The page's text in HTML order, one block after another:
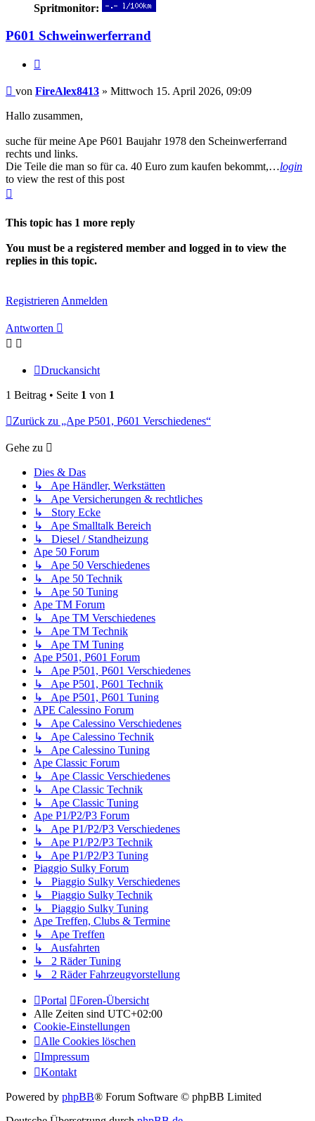
Spritmonitor:
P601 Schweinwerferrand
Beitrag
von FireAlex8413 » Mittwoch 15. April 2026, 09:09
Hallo zusammen,
suche für meine Ape P601 Baujahr 1978 den Scheinwerferrand
rechts und links.
Die Teile die man so für ca. 40 Euro zum kaufen bekommt,…login
to view the rest of this post
This topic has 1 more reply
You must be a registered member and logged in to view the
replies in this topic.
Registrieren Anmelden
Antworten
Druckansicht
1 Beitrag • Seite 1 von 1
Zurück zu „Ape P501, P601 Verschiedenes“
Gehe zu
Dies & Das
↳ Ape Händler, Werkstätten
↳ Ape Versicherungen & rechtliches
↳ Story Ecke
↳ Ape Smalltalk Bereich
↳ Diesel / Standheizung
Ape 50 Forum
↳ Ape 50 Verschiedenes
↳ Ape 50 Technik
↳ Ape 50 Tuning
Ape TM Forum
↳ Ape TM Verschiedenes
↳ Ape TM Technik
↳ Ape TM Tuning
Ape P501, P601 Forum
↳ Ape P501, P601 Verschiedenes
↳ Ape P501, P601 Technik
↳ Ape P501, P601 Tuning
APE Calessino Forum
↳ Ape Calessino Verschiedenes
↳ Ape Calessino Technik
↳ Ape Calessino Tuning
Ape Classic Forum
↳ Ape Classic Verschiedenes
↳ Ape Classic Technik
↳ Ape Classic Tuning
Ape P1/P2/P3 Forum
↳ Ape P1/P2/P3 Verschiedenes
↳ Ape P1/P2/P3 Technik
↳ Ape P1/P2/P3 Tuning
Piaggio Sulky Forum
↳ Piaggio Sulky Verschiedenes
↳ Piaggio Sulky Technik
↳ Piaggio Sulky Tuning
Ape Treffen, Clubs & Termine
↳ Ape Treffen
↳ Ausfahrten
↳ 2 Räder Tuning
↳ 2 Räder Fahrzeugvorstellung
Portal
Foren-Übersicht
Alle Zeiten sind UTC+02:00
Cookie-Einstellungen
Alle Cookies löschen
Impressum
Kontakt
Powered by phpBB® Forum Software © phpBB Limited